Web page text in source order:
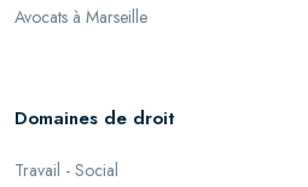
Avocats à Marseille
Domaines de droit
Travail - Social